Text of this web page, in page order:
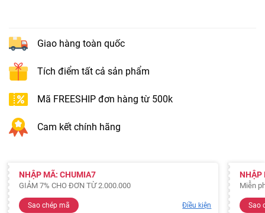
Giao hàng toàn quốc
Tích điểm tất cả sản phẩm
Mã FREESHIP đơn hàng từ 500k
Cam kết chính hãng
NHẬP MÃ: CHUMIA7
GIẢM 7% CHO ĐƠN TỪ 2.000.000
Sao chép mã Điều kiện
NHẬP
Miễn
Sao